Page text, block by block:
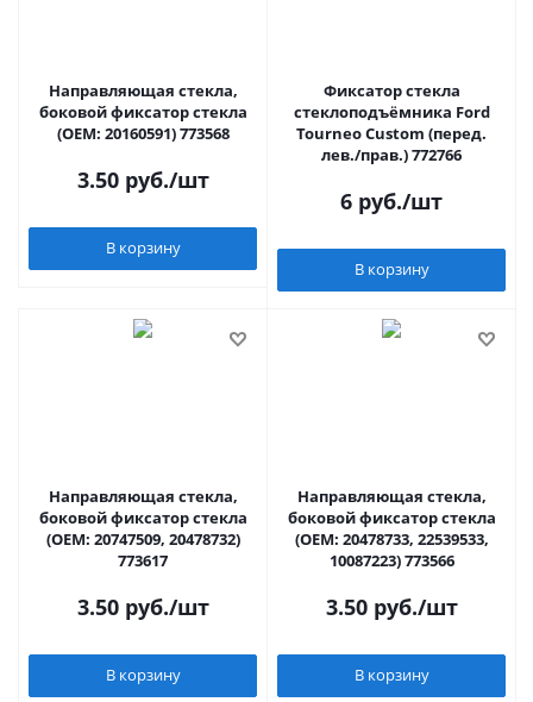
Направляющая стекла,
боковой фиксатор стекла
(OEM: 20160591) 773568
3.50руб./шт
В корзину
Фиксатор стекла
стеклоподъёмника Ford
Tourneo Custom (перед.
лев./прав.) 772766
6 руб./шт
В корзину
Направляющая стекла,
боковой фиксатор стекла
(OEM: 20747509, 20478732)
773617
3.50руб./шт
В корзину
Направляющая стекла,
боковой фиксатор стекла
(OEM: 20478733, 22539533,
10087223) 773566
3.50руб./шт
В корзину